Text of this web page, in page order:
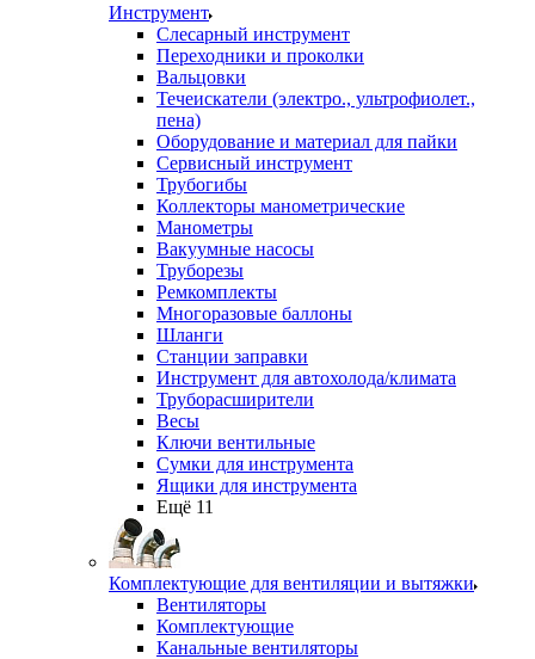
Инструмент
Слесарный инструмент
Переходники и проколки
Вальцовки
Течеискатели (электро., ультрофиолет.,
пена)
Оборудование и материал для пайки
Сервисный инструмент
Трубогибы
Коллекторы манометрические
Манометры
Вакуумные насосы
Труборезы
Ремкомплекты
Многоразовые баллоны
Шланги
Станции заправки
Инструмент для автохолода/климата
Труборасширители
Весы
Ключи вентильные
Сумки для инструмента
Ящики для инструмента
Ещё 11
Комплектующие для вентиляции и вытяжки
Вентиляторы
Комплектующие
Канальные вентиляторы